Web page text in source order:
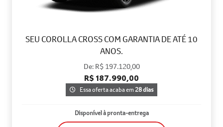
SEU COROLLA CROSS COM GARANTIA DE ATÉ 10
ANOS.
De: R$ 197.120,00
R$ 187.990,00
Essa oferta acaba em28 dias
Disponível à pronta-entrega